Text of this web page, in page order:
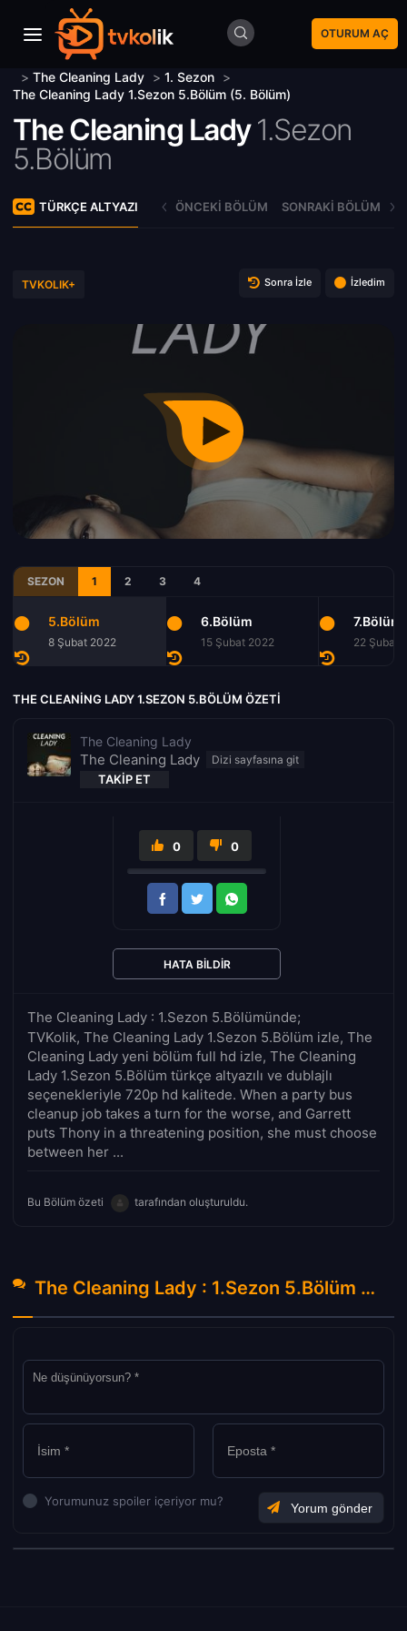
OTURUM AÇ
> The Cleaning Lady > 1. Sezon >
The Cleaning Lady 1.Sezon 5.Bölüm (5. Bölüm)
The Cleaning Lady 1.Sezon
5.Bölüm
TÜRKÇE ALTYAZI ÖNCEKI BÖLÜM SONRAKI BÖLÜM
TVKOLIK+ Sonra İzle İzledim
SEZON 1 2 3 4
5.Bölüm
8 Şubat 2022
6.Bölüm
15 Şubat 2022
7.Bölüm
22 Şubat
THE CLEANING LADY 1.SEZON 5.BÖLÜM ÖZETI
The Cleaning Lady
The Cleaning Lady
TAKIP ET
The Cleaning Lady : 1.Sezon 5.Bölümünde;
TVKolik, The Cleaning Lady 1.Sezon 5.Bölüm izle, The
Cleaning Lady yeni bölüm full hd izle, The Cleaning
Lady 1.Sezon 5.Bölüm türkçe altyazılı ve dublajlı
seçenekleriyle 720p hd kalitede. When a party bus
cleanup job takes a turn for the worse, and Garrett
puts Thony in a threatening position, she must choose
between her ...
Bu Bölüm özeti tarafından oluşturuldu.
0 0
HATA BILDIR
The Cleaning Lady : 1.Sezon 5.Bölüm Hakkında Yorumlar
Yorumunuz spoiler içeriyor mu?